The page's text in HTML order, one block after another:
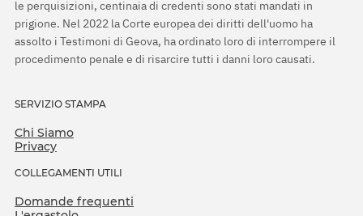
le perquisizioni, centinaia di credenti sono stati mandati in
prigione. Nel 2022 la Corte europea dei diritti dell'uomo ha
assolto i Testimoni di Geova, ha ordinato loro di interrompere il
procedimento penale e di risarcire tutti i danni loro causati.
SERVIZIO STAMPA
Chi Siamo
Privacy
COLLEGAMENTI UTILI
Domande frequenti